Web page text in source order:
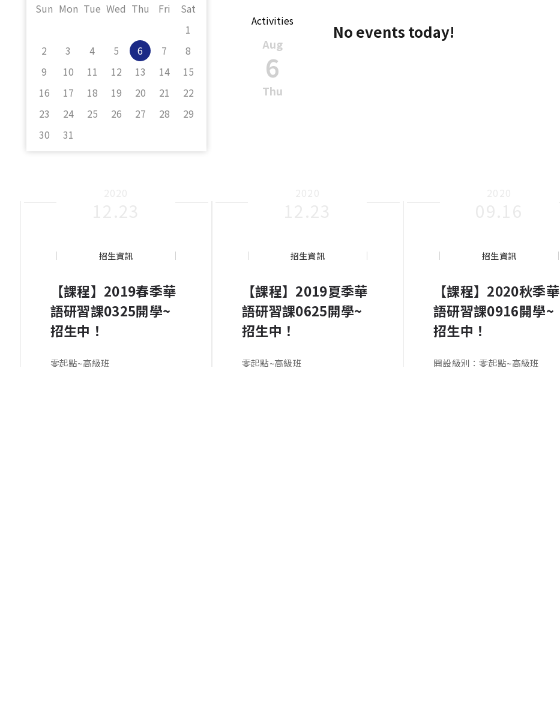
Sun Mon Tue Wed Thu Fri
Sat
1
2
3 4 5 6 7
8
9
10 11 12 13 14
15
16
17 18 19 20 21
22
23
24 25 26 27 28
29
30
31
Activities
Aug
6
Thu
No events today!
招生資訊
【課程】2019春季華
語研習課0325開學~
招生中！
零起點~高級班
招生資訊
【課程】2019夏季華
語研習課0625開學~
招生中！
零起點~高級班
招生資訊
【課程】2020秋季華
語研習課0916開學~
招生中！
開設級別：零起點~高級班